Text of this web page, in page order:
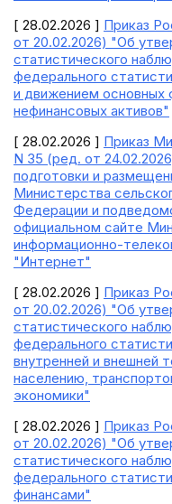
[ 28.02.2026 ] Приказ
от 20.02.2026) "Об
статистического
федерального
и движением основных
нефинансовых активов"
[ 28.02.2026 ] Приказ
N 35 (ред. от
подготовки и
Министерства
Федерации и
официальном сайте
информационно-
"Интернет"
[ 28.02.2026 ] Приказ
от 20.02.2026) "Об
статистического
федерального
внутренней и внешней
населению,
экономики"
[ 28.02.2026 ] Приказ
от 20.02.2026) "Об
статистического
федерального
финансами"